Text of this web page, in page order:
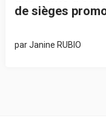
de sièges
parJanine RUBIO